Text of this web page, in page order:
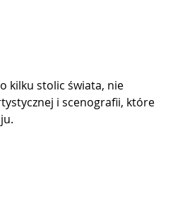
kilku stolic świata, nie
i scenografii, które